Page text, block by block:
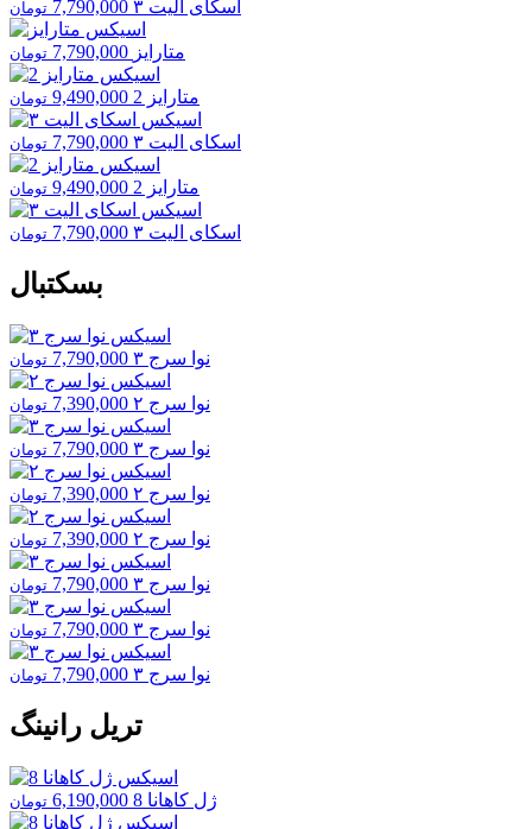
اسکای الیت ۳ 7,790,000 تومان
متارایز 7,790,000 تومان
متارایز 2 9,490,000 تومان
اسکای الیت ۳ 7,790,000 تومان
متارایز 2 9,490,000 تومان
اسکای الیت ۳ 7,790,000 تومان
بسکتبال
نوا سرج ۳ 7,790,000 تومان
نوا سرج ۲ 7,390,000 تومان
نوا سرج ۳ 7,790,000 تومان
نوا سرج ۲ 7,390,000 تومان
نوا سرج ۲ 7,390,000 تومان
نوا سرج ۳ 7,790,000 تومان
نوا سرج ۳ 7,790,000 تومان
نوا سرج ۳ 7,790,000 تومان
تریل رانینگ
ژل کاهانا 8 6,190,000 تومان